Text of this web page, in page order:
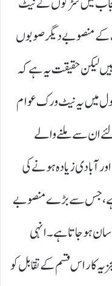
کے منصوبے دیگر صوبوں
لیکن حقیقت یہ ہے کہ
میں یہ نیٹ ورک عوام
ان سے ملنے والے
اور آبادی زیادہ ہونے کی
ہے، جس سے بڑے منصوبے
ہو جاتا ہے۔ انہی
کار اس قسم کے تقابل کو